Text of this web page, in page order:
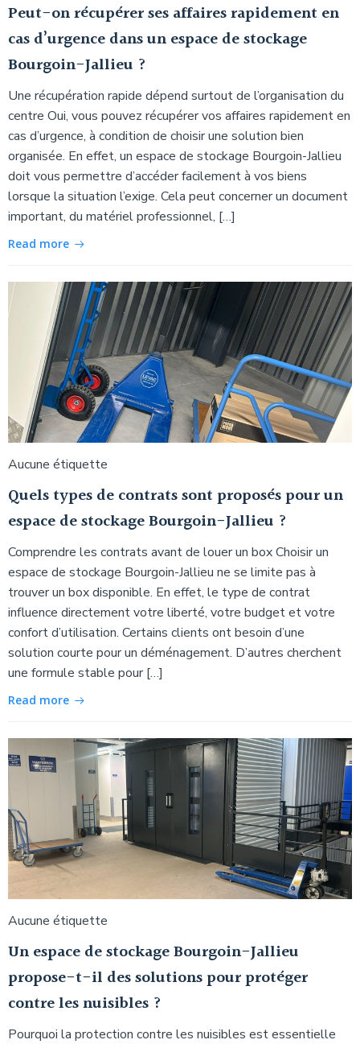
Peut-on récupérer ses affaires rapidement en
cas d’urgence dans un espace de stockage
Bourgoin-Jallieu ?
Une récupération rapide dépend surtout de l’organisation du
centre Oui, vous pouvez récupérer vos affaires rapidement en
cas d’urgence, à condition de choisir une solution bien
organisée. En effet, un espace de stockage Bourgoin-Jallieu
doit vous permettre d’accéder facilement à vos biens
lorsque la situation l’exige. Cela peut concerner un document
important, du matériel professionnel, […]
Read more
Aucune étiquette
Quels types de contrats sont proposés pour un
espace de stockage Bourgoin-Jallieu ?
Comprendre les contrats avant de louer un box Choisir un
espace de stockage Bourgoin-Jallieu ne se limite pas à
trouver un box disponible. En effet, le type de contrat
influence directement votre liberté, votre budget et votre
confort d’utilisation. Certains clients ont besoin d’une
solution courte pour un déménagement. D’autres cherchent
une formule stable pour […]
Read more
Aucune étiquette
Un espace de stockage Bourgoin-Jallieu
propose-t-il des solutions pour protéger
contre les nuisibles ?
Pourquoi la protection contre les nuisibles est essentielle